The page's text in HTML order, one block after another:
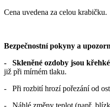
Cena uvedena za celou krabičku.
Bezpečnostní pokyny a
- Skleněné ozdoby jsou křehké
již při mírném tlaku.
- Při rozbití hrozí pořezání od
- Náhlé změny teplot (např.